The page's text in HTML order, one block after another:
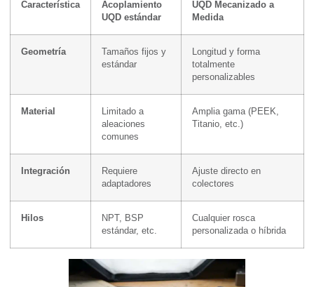
Característica
Acoplamiento
UQD estándar
UQD Mecanizado a
Medida
Geometría
Tamaños fijos y
estándar
Longitud y forma
totalmente
personalizables
Material
Limitado a
aleaciones
comunes
Amplia gama (PEEK,
Titanio, etc.)
Integración
Requiere
adaptadores
Ajuste directo en
colectores
Hilos
NPT, BSP
estándar, etc.
Cualquier rosca
personalizada o híbrida